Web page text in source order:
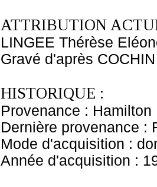
ATTRIBUTION
LINGEE Thérèse
Gravé d'après
HISTORIQUE :
Provenance : Hamilton
Dernière provenance :
Mode d'acquisition :
Année d'acquisition :